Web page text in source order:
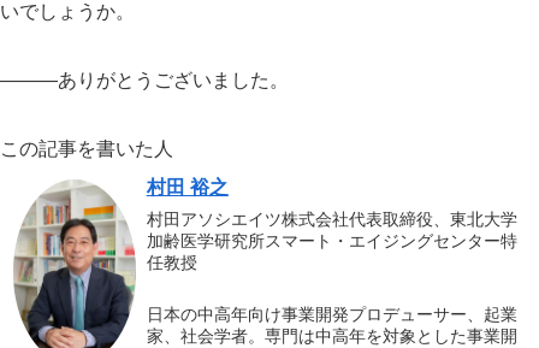
いでしょうか。
―――ありがとうございました。
この記事を書いた人
村田 裕之
村田アソシエイツ株式会社代表取締役、東北大学
加齢医学研究所スマート・エイジングセンター特
任教授
日本の中高年向け事業開発プロデューサー、起業
家、社会学者。専門は中高年を対象とした事業開